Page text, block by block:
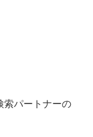
パートナーの